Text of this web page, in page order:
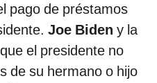
pago de préstamos
Joe Biden y la
el presidente no
de su hermano o hijo